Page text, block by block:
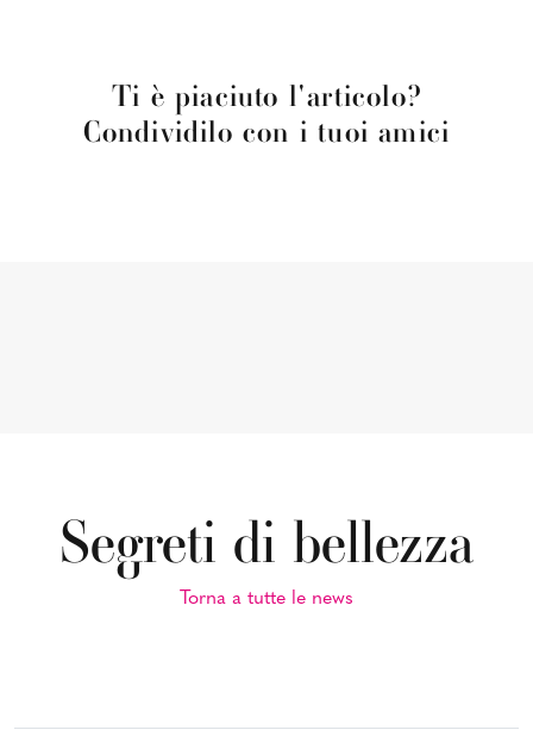
Ti è piaciuto l'articolo?
Condividilo con i tuoi amici
Segreti di bellezza
Torna a tutte le news